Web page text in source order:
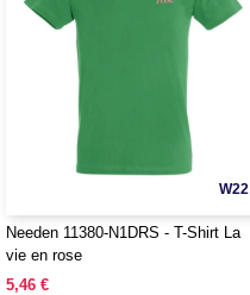
W22
Needen 11380-N1DRS - T-Shirt La
vie en rose
5,46 €